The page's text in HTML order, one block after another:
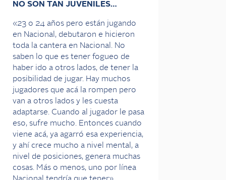
NO SON TAN JUVENILES…
«23 o 24 años pero están jugando
en Nacional, debutaron e hicieron
toda la cantera en Nacional. No
saben lo que es tener fogueo de
haber ido a otros lados, de tener la
posibilidad de jugar. Hay muchos
jugadores que acá la rompen pero
van a otros lados y les cuesta
adaptarse. Cuando al jugador le pasa
eso, sufre mucho. Entonces cuando
viene acá, ya agarró esa experiencia,
y ahí crece mucho a nivel mental, a
nivel de posiciones, genera muchas
cosas. Más o menos, uno por línea